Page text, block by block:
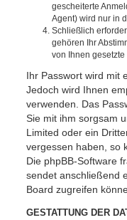
gescheiterte
Agent) wird nur in
Schließlich
gehören Ihr
von Ihnen
Ihr Passwort wird mit
Jedoch wird Ihnen
verwenden. Das
Sie mit ihm sorgsam
Limited oder ein
vergessen haben, so
Die phpBB-Software
sendet anschließend
Board zugreifen
GESTATTUNG DER